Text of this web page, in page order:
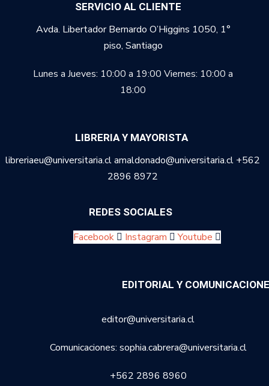
SERVICIO AL CLIENTE
Avda. Libertador Bernardo O’Higgins 1050, 1°
piso, Santiago
Lunes a Jueves: 10:00 a 19:00 Viernes: 10:00 a
18:00
LIBRERIA Y MAYORISTA
libreriaeu@universitaria.cl amaldonado@universitaria.cl +562
2896 8972
REDES SOCIALES
Facebook Instagram Youtube
EDITORIAL Y
editor@universitaria.cl
Comunicaciones: sophia.cabrera@universitaria.cl
+562 2896 8960